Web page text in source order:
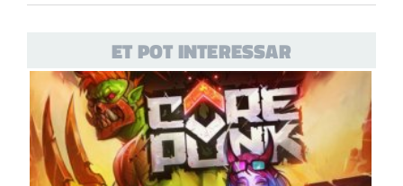
ET POT INTERESSAR